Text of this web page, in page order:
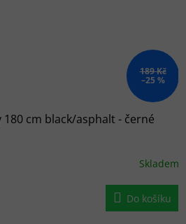
189 Kč
–25 %
180 cm black/asphalt - černé
Skladem
Do košíku